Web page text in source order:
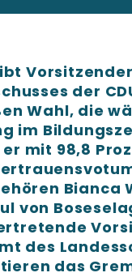
der
Wahl, die
im
mit 98,8
Bianca
von
des
das